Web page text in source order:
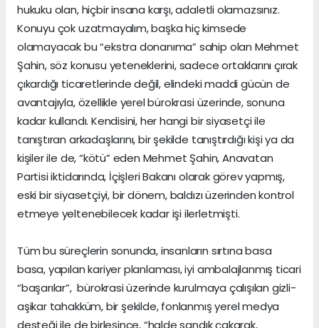
hukuku olan, hiçbir insana karşı, adaletli olamazsınız.
Konuyu çok uzatmayalım, başka hiç kimsede
olamayacak bu “ekstra donanıma” sahip olan Mehmet
Şahin, söz konusu yeteneklerini, sadece ortaklarını çırak
çıkardığı ticaretlerinde değil, elindeki maddi gücün de
avantajıyla, özellikle yerel bürokrasi üzerinde, sonuna
kadar kullandı. Kendisini, her hangi bir siyasetçi ile
tanıştıran arkadaşlarını, bir şekilde tanıştırdığı kişi ya da
kişiler ile de, “kötü” eden Mehmet Şahin, Anavatan
Partisi iktidarında, İçişleri Bakanı olarak görev yapmış,
eski bir siyasetçiyi, bir dönem, baldızı üzerinden kontrol
etmeye yeltenebilecek kadar işi ilerletmişti.
Tüm bu süreçlerin sonunda, insanların sırtına basa
basa, yapılan kariyer planlaması, iyi ambalajlanmış ticari
“başarılar”, bürokrasi üzerinde kurulmaya çalışılan gizli-
aşikar tahakküm, bir şekilde, fonlanmış yerel medya
desteği ile de birleşince, “halde sandık çakarak,